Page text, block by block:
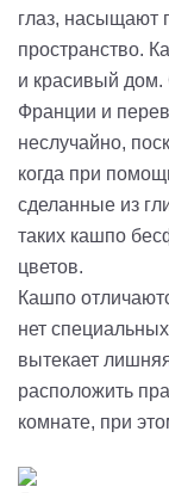
глаз, насыщают
пространство.
и красивый
Франции и
неслучайно,
когда при
сделанные из
таких кашпо
цветов.
Кашпо
нет
вытекает
расположить
комнате, при